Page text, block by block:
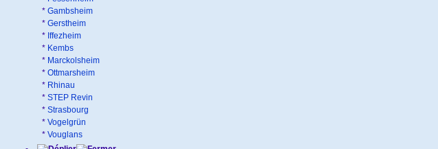
* Gambsheim
* Gerstheim
* Iffezheim
* Kembs
* Marckolsheim
* Ottmarsheim
* Rhinau
* STEP Revin
* Strasbourg
* Vogelgrün
* Vouglans